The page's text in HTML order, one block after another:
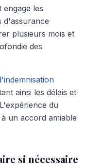
les
d'assurance
plusieurs mois et
des
ainsi les délais et
du
un accord amiable
si nécessaire